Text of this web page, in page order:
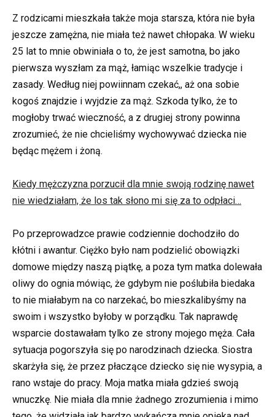
Z rodzicami mieszkała także moja starsza, która nie była
jeszcze zamężna, nie miała też nawet chłopaka. W wieku
25 lat to mnie obwiniała o to, że jest samotna, bo jako
pierwsza wyszłam za mąż, łamiąc wszelkie tradycje i
zasady. Według niej powiinnam czekać,, aż ona sobie
kogoś znajdzie i wyjdzie za mąż. Szkoda tylko, że to
mogłoby trwać wieczność, a z drugiej strony powinna
zrozumieć, że nie chcieliśmy wychowywać dziecka nie
będąc mężem i żoną.
Kiedy mężczyzna porzucił dla mnie swoją rodzinę nawet
nie wiedziałam, że los tak słono mi się za to odpłaci…
Po przeprowadzce prawie codziennie dochodziło do
kłótni i awantur. Ciężko było nam podzielić obowiązki
domowe między naszą piątkę, a poza tym matka dolewała
oliwy do ognia mówiąc, że gdybym nie poślubiła biedaka
to nie miałabym na co narzekać, bo mieszkalibyśmy na
swoim i wszystko byłoby w porządku. Tak naprawdę
wsparcie dostawałam tylko ze strony mojego męża. Cała
sytuacja pogorszyła się po narodzinach dziecka. Siostra
skarżyła się, że przez płaczące dziecko się nie wysypia, a
rano wstaje do pracy. Moja matka miała gdzieś swoją
wnuczkę. Nie miała dla mnie żadnego zrozumienia i mimo